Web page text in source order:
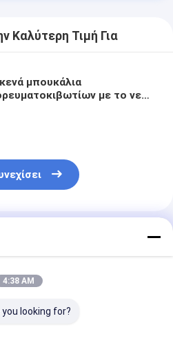
Καλύτερη Τιμή Για
μπουκάλια
με το νερό
4:38 AM
looking for?